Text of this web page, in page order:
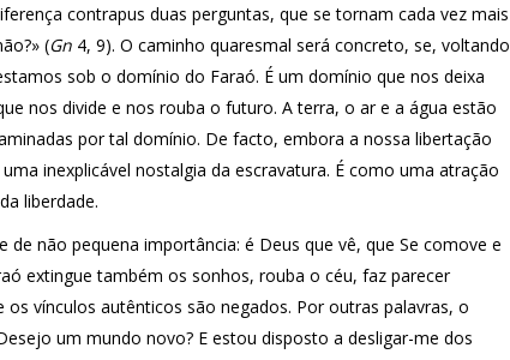
contrapus duas perguntas, que se tornam cada vez mais
(Gn 4, 9). O caminho quaresmal será concreto, se, voltando
sob o domínio do Faraó. É um domínio que nos deixa
nos divide e nos rouba o futuro. A terra, o ar e a água estão
por tal domínio. De facto, embora a nossa libertação
inexplicável nostalgia da escravatura. É como uma atração
liberdade.
não pequena importância: é Deus que vê, que Se comove e
extingue também os sonhos, rouba o céu, faz parecer
vínculos autênticos são negados. Por outras palavras, o
um mundo novo? E estou disposto a desligar-me dos